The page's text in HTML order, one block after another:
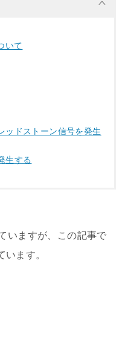
いて
ッドストーン信号を発生
生する
いますが、この記事で
ます。